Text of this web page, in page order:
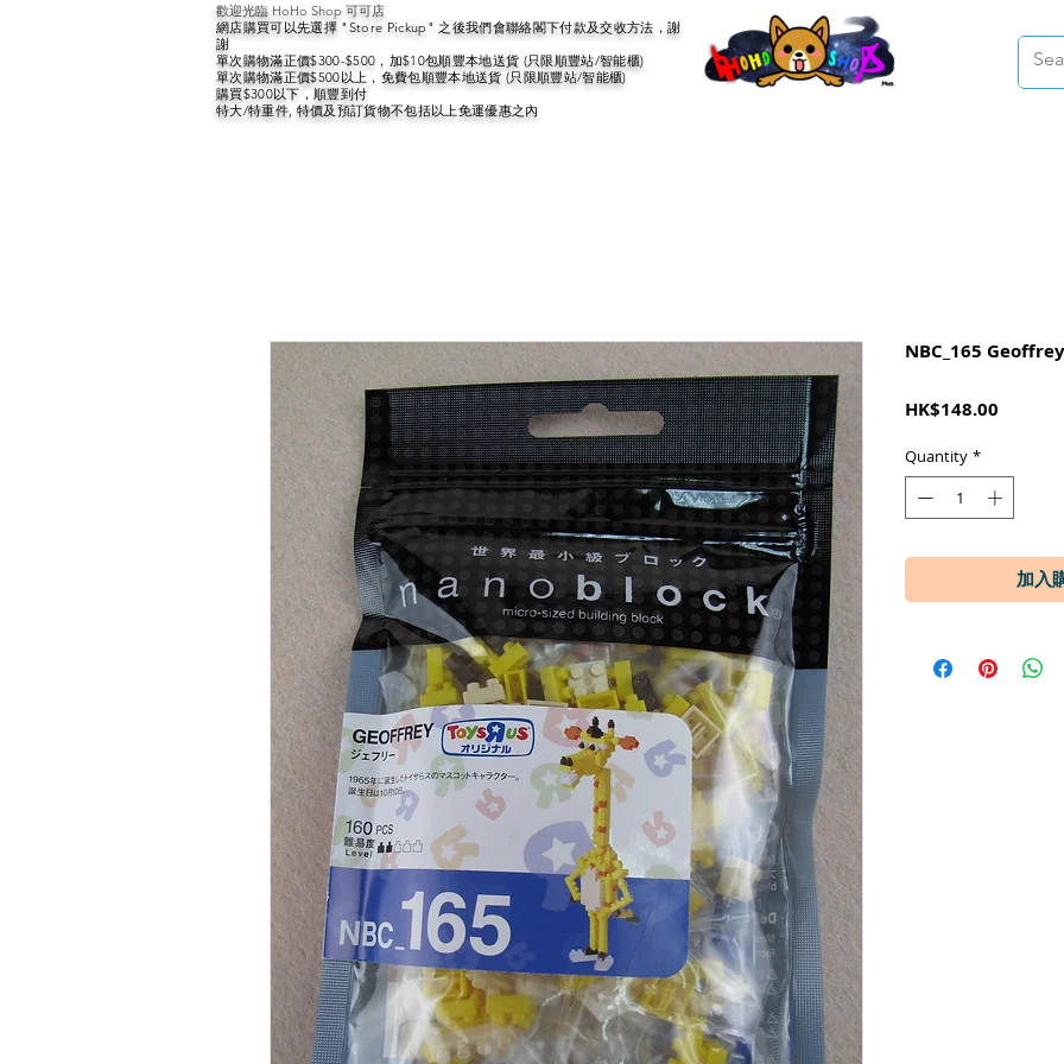
歡迎光臨 HoHo Shop 可可店
網店購買可以先選擇 "Store Pickup" 之後我們會聯絡閣下付款及交收方法，謝
謝
單次購物滿正價$300-$500，加$10包順豐本地送貨 (只限順豐站/智能櫃)
單次購物滿正價$500以上，免費包順豐本地送貨 (只限順豐站/智能櫃)
購買$300以下，順豐到付
特大/特重件, 特價及預訂貨物不包括以上免運優惠之內
NBC_165
HK$148.00
Quantity *